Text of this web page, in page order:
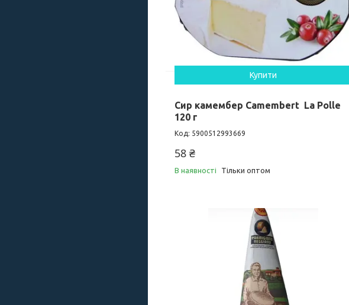
Купити
Сир камембер Camembert La Polle
120 г
5900512993669
58 ₴
В наявності Тільки оптом